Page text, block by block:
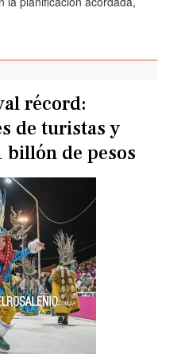
récord:
de turistas y
billón de pesos